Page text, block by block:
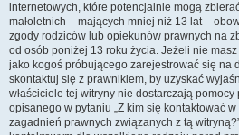
internetowych, które potencjalnie mogą
małoletnich – mających mniej niż 13 lat –
zgody rodziców lub opiekunów prawnych na
od osób poniżej 13 roku życia. Jeżeli nie
jako kogoś próbującego zarejestrować się na
skontaktuj się z prawnikiem, by uzyskać
właściciele tej witryny nie dostarczają
opisanego w pytaniu „Z kim się kontaktować
zagadnień prawnych związanych z tą